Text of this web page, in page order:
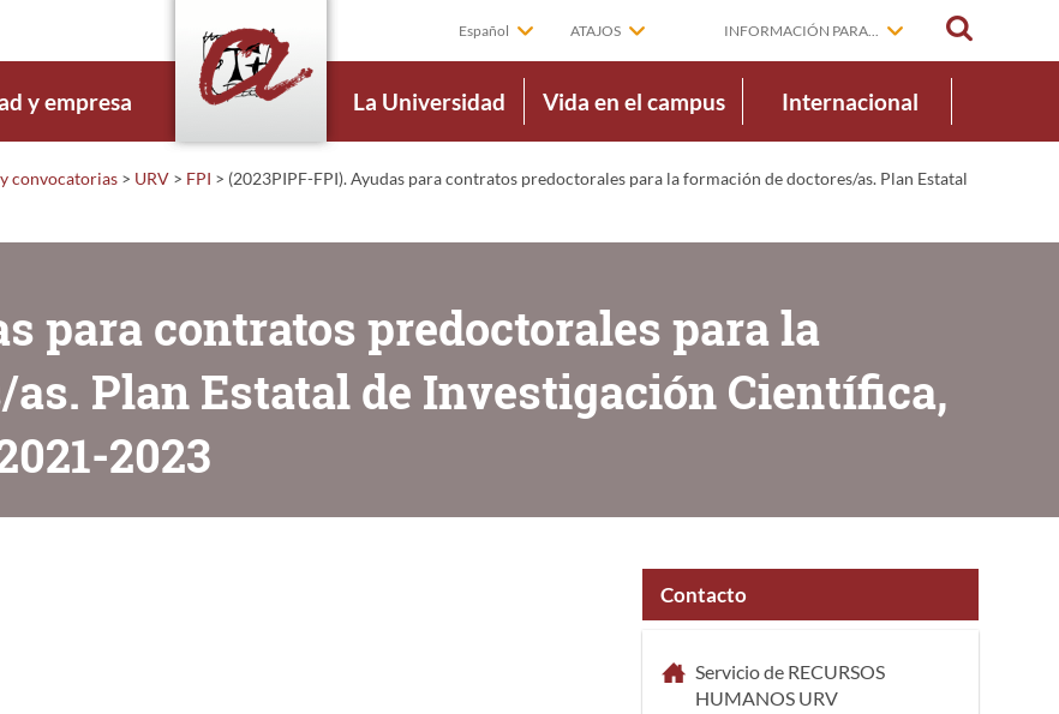
Español ATAJOS INFORMACIÓN PARA...
y empresa La Universidad Vida en el campus Internacional
convocatorias > URV > FPI > (2023PIPF-FPI). Ayudas para contratos predoctorales para la formación de doctores/as. Plan Estatal
para contratos predoctorales para la
Plan Estatal de Investigación Científica,
2023
Contacto
Servicio de RECURSOS
HUMANOS URV